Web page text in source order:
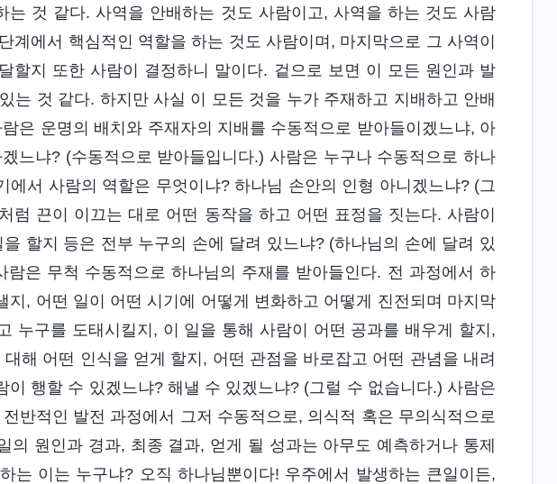
는 것 같다. 사역을 안배하는 것도 사람이고, 사역을 하는 것도 사람
계에서 핵심적인 역할을 하는 것도 사람이며, 마지막으로 그 사역이
할지 또한 사람이 결정하니 말이다. 겉으로 보면 이 모든 원인과 발
는 것 같다. 하지만 사실 이 모든 것을 누가 주재하고 지배하고 안배
은 운명의 배치와 주재자의 지배를 수동적으로 받아들이겠느냐, 아
느냐? (수동적으로 받아들입니다.) 사람은 누구나 수동적으로 하나
에서 사람의 역할은 무엇이냐? 하나님 손안의 인형 아니겠느냐? (그
럼 끈이 이끄는 대로 어떤 동작을 하고 어떤 표정을 짓는다. 사람이
할지 등은 전부 누구의 손에 달려 있느냐? (하나님의 손에 달려 있
은 무척 수동적으로 하나님의 주재를 받아들인다. 전 과정에서 하
지, 어떤 일이 어떤 시기에 어떻게 변화하고 어떻게 진전되며 마지막
누구를 도태시킬지, 이 일을 통해 사람이 어떤 공과를 배우게 할지,
해 어떤 인식을 얻게 할지, 어떤 관점을 바로잡고 어떤 관념을 내려
행할 수 있겠느냐? 해낼 수 있겠느냐? (그럴 수 없습니다.) 사람은
반적인 발전 과정에서 그저 수동적으로, 의식적 혹은 무의식적으로
의 원인과 경과, 최종 결과, 얻게 될 성과는 아무도 예측하거나 통제
는 이는 누구냐? 오직 하나님뿐이다! 우주에서 발생하는 큰일이든,